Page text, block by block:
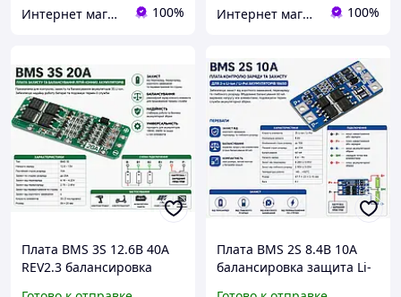
Интернет магазин My Technics 100% Интернет магазин My Technics 100%
Плата BMS 3S 12.6В 40А
REV2.3 балансировка
Плата BMS 2S 8.4В 10А
балансировка защита Li-